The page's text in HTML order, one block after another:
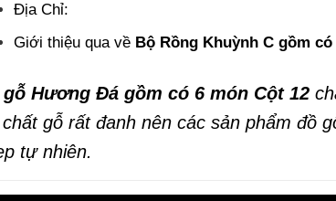
Địa Chỉ:
Giới thiệu qua về Bộ Rồng Khuỳnh C gồm
Hương Đá gồm có 6 món Cột 12
gỗ rất đanh nên các sản phẩm đồ
tự nhiên.